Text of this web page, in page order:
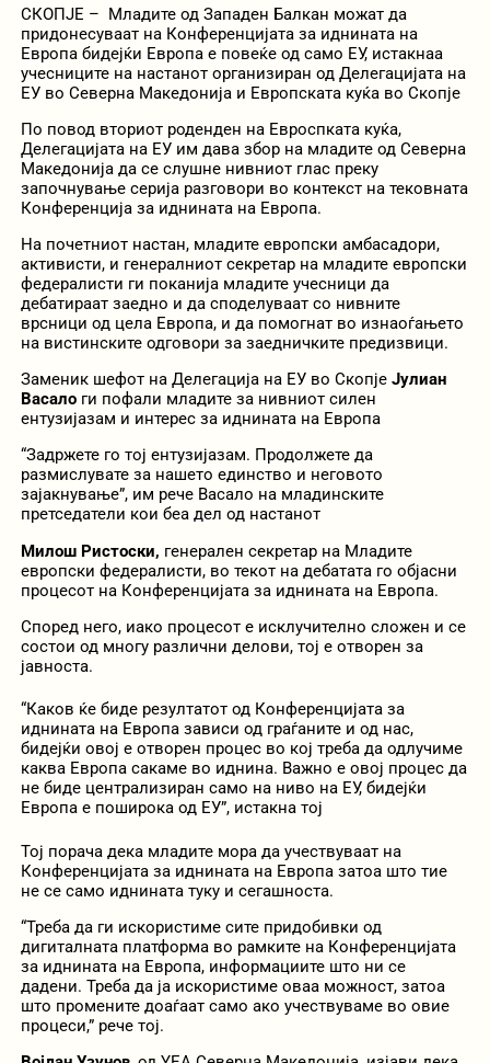
СКОПЈЕ – Младите од Западен Балкан можат да
придонесуваат на Конференцијата за иднината на
Европа бидејќи Европа е повеќе од само ЕУ, истакнаа
учесниците на настанот организиран од Делегацијата на
ЕУ во Северна Македонија и Европската куќа во Скопје
По повод вториот роденден на Евроспката куќа,
Делегацијата на ЕУ им дава збор на младите од Северна
Македонија да се слушне нивниот глас преку
започнување серија разговори во контекст на тековната
Конференција за иднината на Европа.
На почетниот настан, младите европски амбасадори,
активисти, и генералниот секретар на младите европски
федералисти ги поканија младите учесници да
дебатираат заедно и да споделуваат со нивните
врсници од цела Европа, и да помогнат во изнаоѓањето
на вистинските одговори за заедничките предизвици.
Заменик шефот на Делегација на ЕУ во Скопје Јулиан
Васало ги пофали младите за нивниот силен
ентузијазам и интерес за иднината на Европа
“Задржете го тој ентузијазам. Продолжете да
размислувате за нашето единство и неговото
зајакнување”, им рече Васало на младинските
претседатели кои беа дел од настанот
Милош Ристоски, генерален секретар на Младите
европски федералисти, во текот на дебатата го објасни
процесот на Конференцијата за иднината на Европа.
Според него, иако процесот е исклучително сложен и се
состои од многу различни делови, тој е отворен за
јавноста.
“Каков ќе биде резултатот од Конференцијата за
иднината на Европа зависи од граѓаните и од нас,
бидејќи овој е отворен процес во кој треба да одлучиме
каква Европа сакаме во иднина. Важно е овој процес да
не биде централизиран само на ниво на ЕУ, бидејќи
Европа е поширока од ЕУ”, истакна тој
Тој порача дека младите мора да учествуваат на
Конференцијата за иднината на Европа затоа што тие
не се само иднината туку и сегашноста.
“Треба да ги искористиме сите придобивки од
дигиталната платформа во рамките на Конференцијата
за иднината на Европа, информациите што ни се
дадени. Треба да ја искористиме оваа можност, затоа
што промените доаѓаат само ако учествуваме во овие
процеси,” рече тој.